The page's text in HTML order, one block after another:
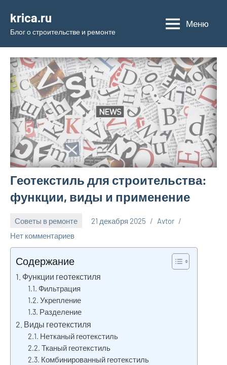
содержимому
krica.ru
Блог о строительстве и ремонте
Меню
Геотекстиль для строительства:
функции, виды и применение
Советы в ремонте 21 декабря 2025
Avtor
Нет комментариев
Содержание
Функции геотекстиля
Фильтрация
Укрепление
Разделение
Виды геотекстиля
Нетканый геотекстиль
Тканый геотекстиль
Комбинированный геотекстиль